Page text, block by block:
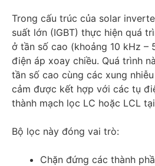
Trong cấu trúc của solar
suất lớn (IGBT) thực hiện quá
ở tần số cao (khoảng 10 kHz –
điện áp xoay chiều. Quá trình
tần số cao cùng các xung
cảm được kết hợp với các tụ
thành mạch lọc LC hoặc LCL
Bộ lọc này đóng vai trò:
Chặn đứng các thành